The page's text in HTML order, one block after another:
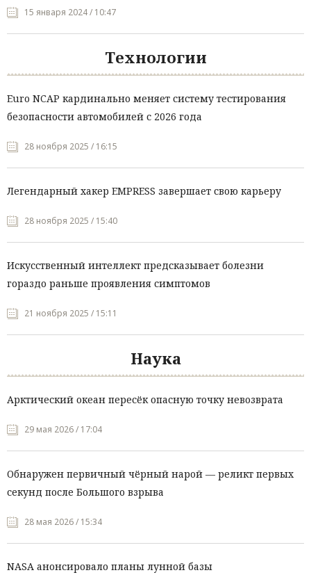
15 января 2024 / 10:47
Технологии
Euro NCAP кардинально меняет систему тестирования
безопасности автомобилей с 2026 года
28 ноября 2025 / 16:15
Легендарный хакер EMPRESS завершает свою карьеру
28 ноября 2025 / 15:40
Искусственный интеллект предсказывает болезни
гораздо раньше проявления симптомов
21 ноября 2025 / 15:11
Наука
Арктический океан пересёк опасную точку невозврата
29 мая 2026 / 17:04
Обнаружен первичный чёрный нарой — реликт первых
секунд после Большого взрыва
28 мая 2026 / 15:34
NASA анонсировало планы лунной базы